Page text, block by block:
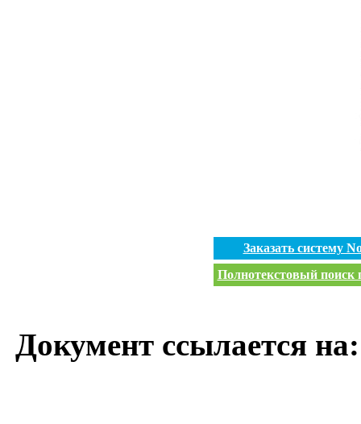
Заказать систему
Полнотекстовый поиск
Документ ссылается на: